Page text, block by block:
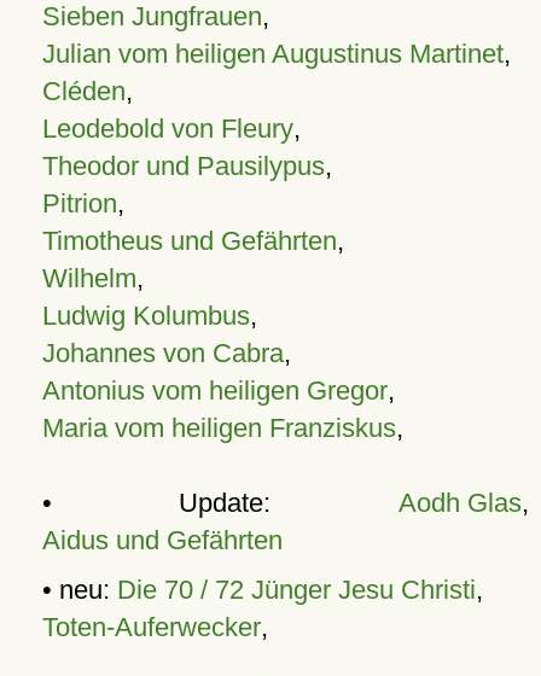
Sieben Jungfrauen,
Julian vom heiligen Augustinus Martinet,
Cléden,
Leodebold von Fleury,
Theodor und Pausilypus,
Pitrion,
Timotheus und Gefährten,
Wilhelm,
Ludwig Kolumbus,
Johannes von Cabra,
Antonius vom heiligen Gregor,
Maria vom heiligen Franziskus,
• Update: Aodh Glas,
Aidus und Gefährten
• neu: Die 70 / 72 Jünger Jesu Christi,
Toten-Auferwecker,